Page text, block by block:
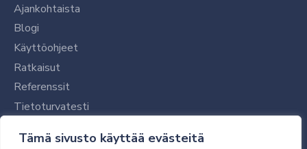
Tämä sivusto käyttää evästeitä
Ajankohtaista
Blogi
Käyttöohjeet
Ratkaisut
Referenssit
Tietoturvatesti
Tilaajalle